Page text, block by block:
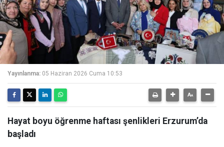
Yayınlanma: 05 Haziran 2026 Cuma 10:53
Hayat boyu öğrenme haftası şenlikleri Erzurum’da
başladı